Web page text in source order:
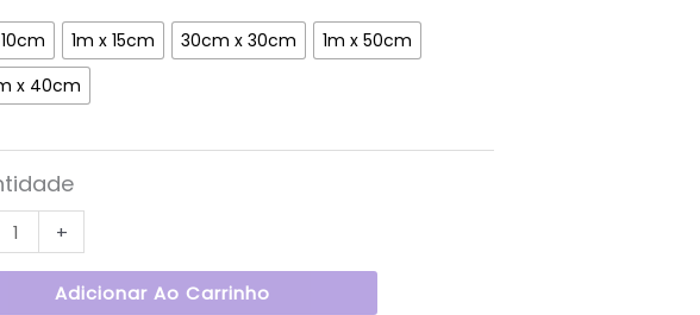
1m x 15cm 30cm x 30cm
1m x 50cm
x 40cm
+
Adicionar Ao Carrinho